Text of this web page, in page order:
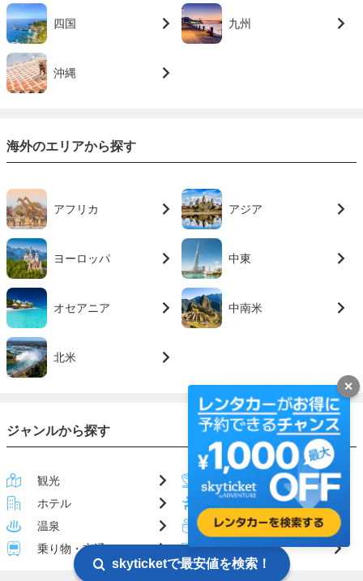
skyticketで最安値を検索！
四国 九州
沖縄
海外のエリアから探す
アフリカ アジア
ヨーロッパ 中東
オセアニア 中南米
北米
ジャンルから探す
観光
グルメ
ホテル
アクティビティ
温泉
お土産
乗り物・交通
ハウツー
✕